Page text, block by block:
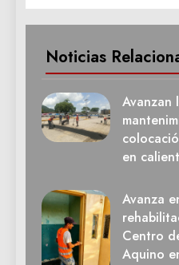
Noticias
Avanzan
en
Avanza
Centro
Aquino